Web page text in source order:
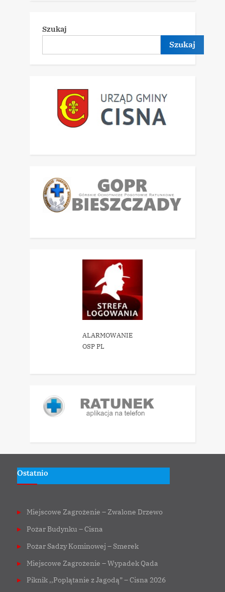
Szukaj
Szukaj
ALARMOWANIE
OSP PL
Ostatnio
Miejscowe Zagrożenie – Zwalone Drzewo
Pożar Budynku – Cisna
Pożar Sadzy Kominowej – Smerek
Miejscowe Zagrożenie – Wypadek Qada
Piknik ,,Poplątanie z Jagodą” – Cisna 2026